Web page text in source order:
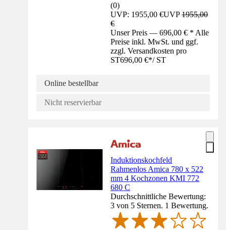
(0)
UVP: 1955,00 €UVP1955,00
€
Unser Preis — 696,00 € * Alle
Preise inkl. MwSt. und ggf.
zzgl. Versandkosten pro
ST696,00 €*/ ST
Online bestellbar
Nicht reservierbar
Induktionskochfeld
Rahmenlos Amica 780 x 522
mm 4 Kochzonen KMI 772
680 C
Durchschnittliche Bewertung:
3 von 5 Sternen. 1 Bewertung.